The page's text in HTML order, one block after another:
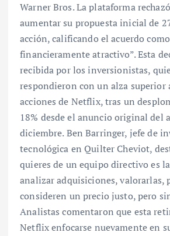
Warner Bros. La plataforma
aumentar su propuesta inicial de
acción, calificando el acuerdo
financieramente atractivo”. Esta
recibida por los inversionistas,
respondieron con un alza superior
acciones de Netflix, tras un
18% desde el anuncio original del
diciembre. Ben Barringer, jefe de
tecnológica en Quilter Cheviot,
quieres de un equipo directivo es
analizar adquisiciones, valorarlas,
consideren un precio justo, pero
Analistas comentaron que esta
Netflix enfocarse nuevamente en